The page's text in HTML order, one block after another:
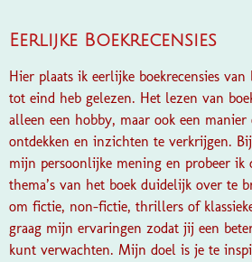
Eerlijke Boekrecensies
Hier plaats ik eerlijke boekrecensies
tot eind heb gelezen. Het lezen van
alleen een hobby, maar ook een
ontdekken en inzichten te verkrijgen.
mijn persoonlijke mening en probeer ik
thema’s van het boek duidelijk over te
om fictie, non-fictie, thrillers of
graag mijn ervaringen zodat jij een
kunt verwachten. Mijn doel is je te